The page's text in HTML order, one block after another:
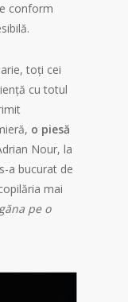
conform
toți cei
cu totul
o piesă
Nour, la
a bucurat de
mai
pe o